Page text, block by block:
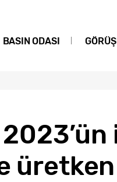
BASIN ODASI